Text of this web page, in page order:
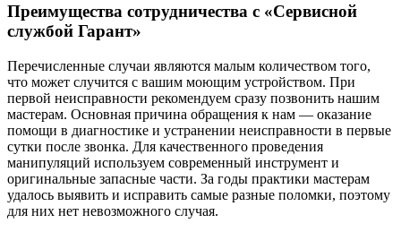
Преимущества сотрудничества с «Сервисной
службой Гарант»
Перечисленные случаи являются малым количеством того,
что может случится с вашим моющим устройством. При
первой неисправности рекомендуем сразу позвонить нашим
мастерам. Основная причина обращения к нам — оказание
помощи в диагностике и устранении неисправности в первые
сутки после звонка. Для качественного проведения
манипуляций используем современный инструмент и
оригинальные запасные части. За годы практики мастерам
удалось выявить и исправить самые разные поломки, поэтому
для них нет невозможного случая.